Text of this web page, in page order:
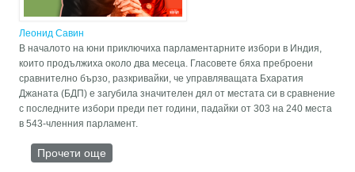
Леонид Савин
В началото на юни приключиха парламентарните избори в Индия,
които продължиха около два месеца. Гласовете бяха преброени
сравнително бързо, разкривайки, че управляващата Бхаратия
Джаната (БДП) е загубила значителен дял от местата си в сравнение
с последните избори преди пет години, падайки от 303 на 240 места
в 543-членния парламент.
Прочети още